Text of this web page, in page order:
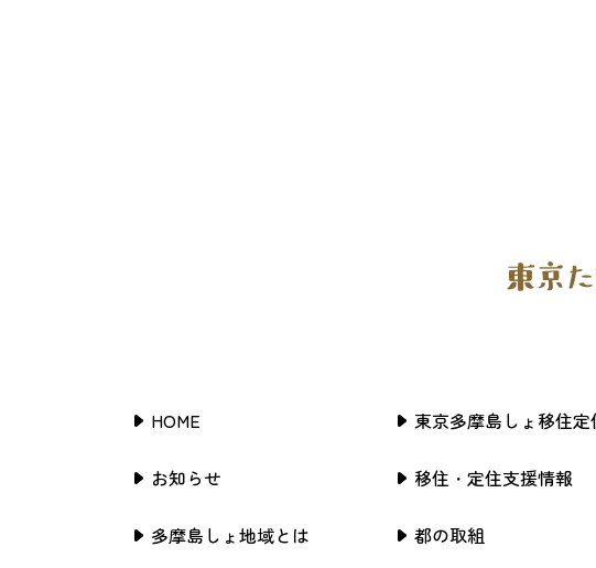
HOME
お知らせ
多摩島しょ地域とは
東京多摩島しょ移住定
移住・定住支援情報
都の取組